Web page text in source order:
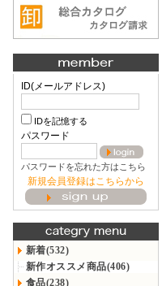
ID(メールアドレス)
IDを記憶する
パスワード
パスワードを忘れた方はこちら
新規会員登録はこちらから
新着(532)
新作オススメ商品(406)
食品(238)